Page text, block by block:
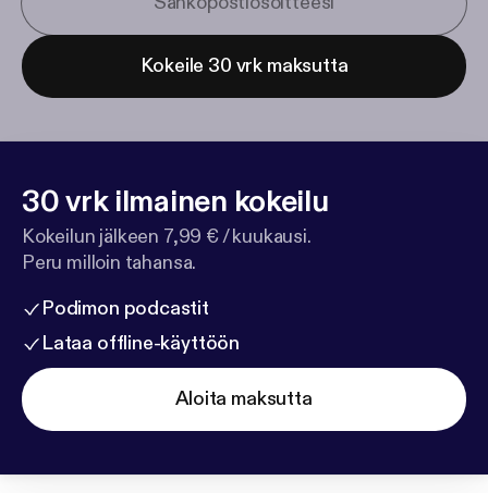
Kokeile 30 vrk maksutta
30 vrk ilmainen kokeilu
Kokeilun jälkeen 7,99 € / kuukausi.
Peru milloin tahansa.
Podimon podcastit
Lataa offline-käyttöön
Aloita maksutta